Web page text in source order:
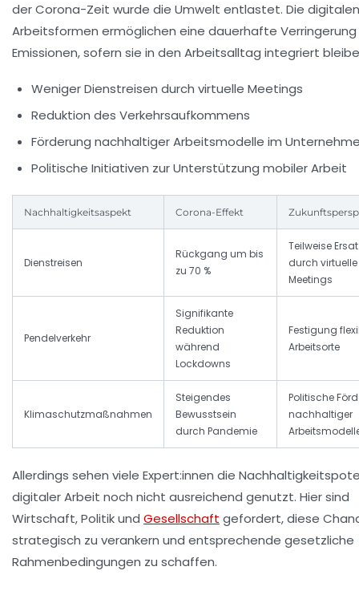
der Corona-Zeit wurde die Umwelt entlastet. Die digitalen
Arbeitsformen ermöglichen eine dauerhafte Verringerung
Emissionen, sofern sie in den Arbeitsalltag integriert
Weniger Dienstreisen durch virtuelle Meetings
Reduktion des Verkehrsaufkommens
Förderung nachhaltiger Arbeitsmodelle im
Politische Initiativen zur Unterstützung mobiler Arbeit
Nachhaltigkeitsaspekt Corona-Effekt
Dienstreisen
Rückgang um bis
zu 70 %
Teilweise
durch virtuelle
Meetings
Pendelverkehr
Signifikante
Reduktion
während
Lockdowns
Festigung
Arbeitsorte
Klimaschutzmaßnahmen
Steigendes
Bewusstsein
durch Pandemie
Politische
nachhaltiger
Allerdings sehen viele Expert:innen die
digitaler Arbeit noch nicht ausreichend genutzt. Hier sind
Wirtschaft, Politik und Gesellschaft gefordert, diese
strategisch zu verankern und entsprechende gesetzliche
Rahmenbedingungen zu schaffen.